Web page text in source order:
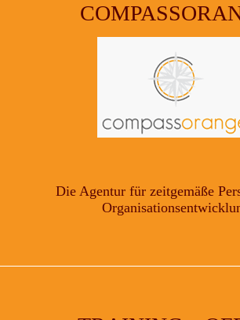
Die Agentur für zeitgemäße